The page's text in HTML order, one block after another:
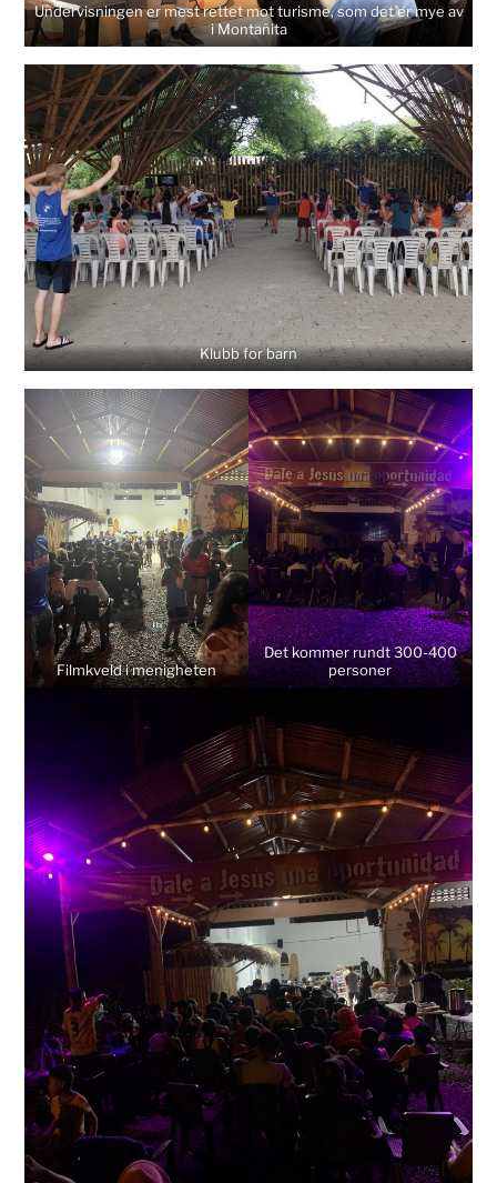
Undervisningen er mest rettet mot turisme, som det er mye av
i Montañita
Klubb for barn
Filmkveld i menigheten
Det kommer rundt 300-400
personer